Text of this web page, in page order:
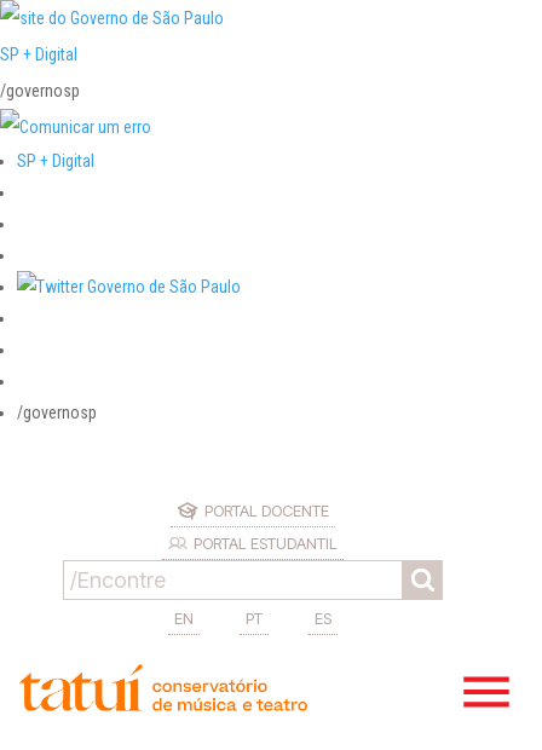
SP + Digital
/governosp
SP + Digital
/governosp
PORTAL DOCENTE
PORTAL ESTUDANTIL
EN PT ES